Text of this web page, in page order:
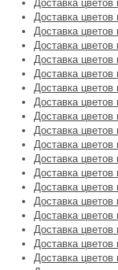
Доставка
Доставка
Доставка цветов
Доставка
Доставка
Доставка цветов
Доставка цветов
Доставка
Доставка цветов
Доставка цветов
Доставка цветов
Доставка
Доставка цветов
Доставка цветов
Доставка цветов
Доставка
Доставка цветов
Доставка цветов
Доставка